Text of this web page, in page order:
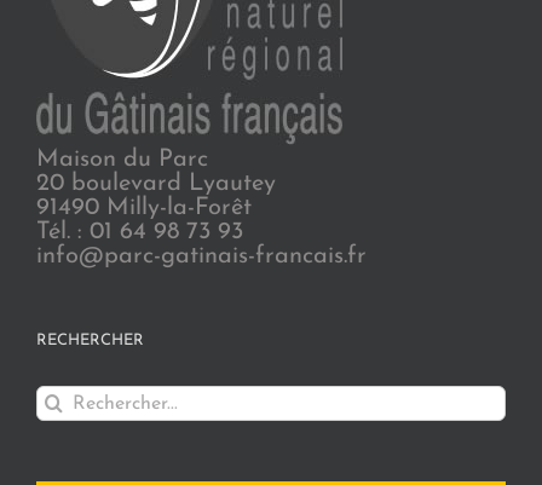
Maison du Parc
20 boulevard Lyautey
91490 Milly-la-Forêt
Tél. : 01 64 98 73 93
info@parc-gatinais-francais.fr
RECHERCHER
Rechercher: